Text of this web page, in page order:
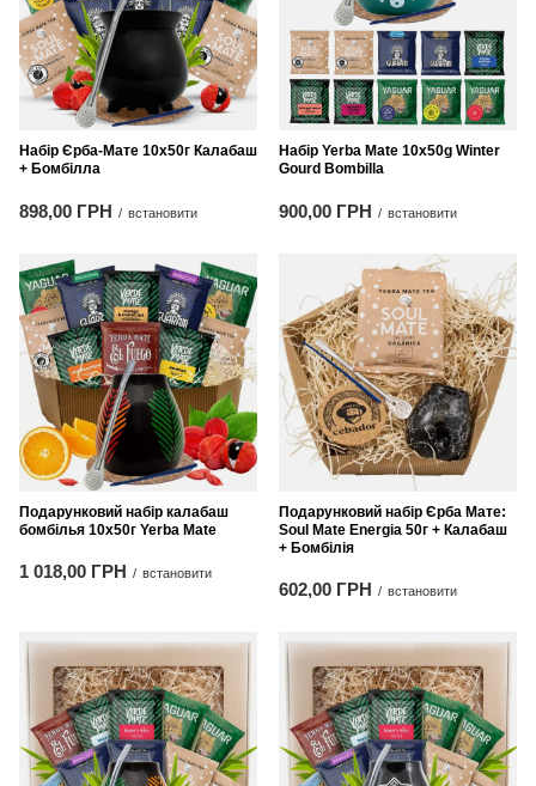
Набір Єрба-Мате 10x50г Калабаш
+ Бомбілла
898,00 ГРН / встановити
Набір Yerba Mate 10x50g Winter
Gourd Bombilla
900,00 ГРН / встановити
Подарунковий набір калабаш
бомбілья 10х50г Yerba Mate
1 018,00 ГРН / встановити
Подарунковий набір Єрба Мате:
Soul Mate Energia 50г + Калабаш
+ Бомбілія
602,00 ГРН / встановити